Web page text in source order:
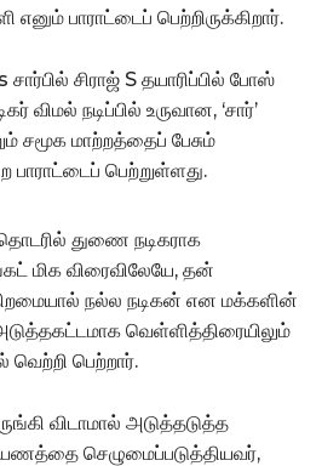
எனும் பாராட்டைப் பெற்றிருக்கிறார்.
சிராஜ் S தயாரிப்பில் போஸ்
விமல் நடிப்பில் உருவான, ‘சார்’
சமூக மாற்றத்தைப் பேசும்
பெற்றுள்ளது.
துணை நடிகராக
மிக விரைவிலேயே, தன்
நல்ல நடிகன் என மக்களின்
வெள்ளித்திரையிலும்
பெற்றார்.
விடாமால் அடுத்தடுத்த
செழுமைப்படுத்தியவர்,